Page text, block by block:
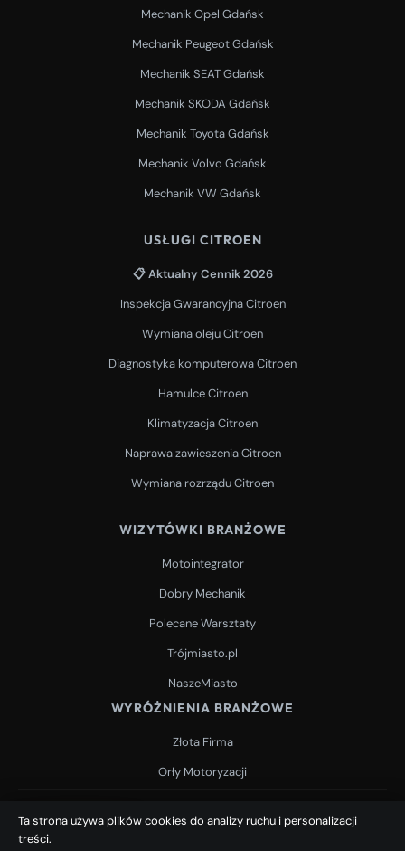
Mechanik Opel Gdańsk
Mechanik Peugeot Gdańsk
Mechanik SEAT Gdańsk
Mechanik SKODA Gdańsk
Mechanik Toyota Gdańsk
Mechanik Volvo Gdańsk
Mechanik VW Gdańsk
USŁUGI CITROEN
📋 Aktualny Cennik 2026
Inspekcja Gwarancyjna Citroen
Wymiana oleju Citroen
Diagnostyka komputerowa Citroen
Hamulce Citroen
Klimatyzacja Citroen
Naprawa zawieszenia Citroen
Wymiana rozrządu Citroen
WIZYTÓWKI BRANŻOWE
Motointegrator
Dobry Mechanik
Polecane Warsztaty
Trójmiasto.pl
NaszeMiasto
WYRÓŻNIENIA BRANŻOWE
Złota Firma
Orły Motoryzacji
© 2026 Astika — Mechanik Citroen Gdańsk. Wszystkie prawa
Ta strona używa plików cookies do analizy ruchu i personalizacji
treści.